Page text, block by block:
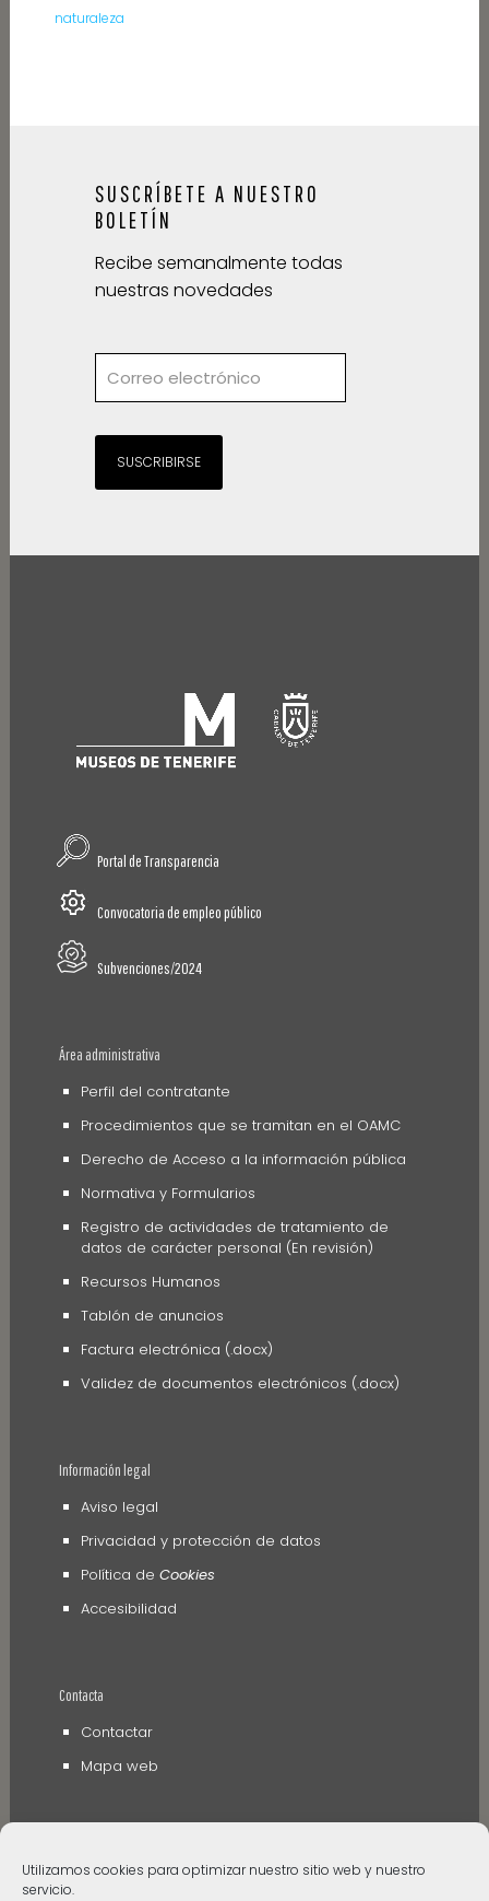
Utilizamos cookies para optimizar nuestro sitio web y nuestro
servicio.
naturaleza
SUSCRÍBETE A NUESTRO
BOLETÍN
Recibe semanalmente todas
nuestras novedades
SUSCRIBIRSE
Portal de Transparencia
Convocatoria de empleo público
Subvenciones/2024
Área administrativa
Perfil del contratante
Procedimientos que se tramitan en el OAMC
Derecho de Acceso a la información pública
Normativa y Formularios
Registro de actividades de tratamiento de
datos de carácter personal (En revisión)
Recursos Humanos
Tablón de anuncios
Factura electrónica (.docx)
Validez de documentos electrónicos (.docx)
Información legal
Aviso legal
Privacidad y protección de datos
Política de Cookies
Accesibilidad
Contacta
Contactar
Mapa web